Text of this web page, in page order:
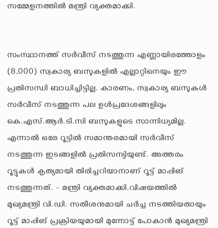
സമ്മേളനത്തിൽ മന്ത്രി വ്യക്തമാക്കി.
സംസ്ഥാനത്ത് സർവീസ് നടത്തുന്ന എണ്ണായിരത്തോളം
(8,000) സ്വകാര്യ ബസുകളിൽ എല്ലാറ്റിനെയും ഈ
പ്രതിസന്ധി ബാധിച്ചിട്ടില്ല. കാരണം, സ്വകാര്യ ബസുകൾ
സർവീസ് നടത്തുന്ന പല ഉൾപ്രദേശങ്ങളിലും
കെ.എസ്.ആർ.ടി.സി ബസുകളുടെ സാന്നിധ്യമില്ല.
എന്നാൽ ഒരേ റൂട്ടിൽ സമാന്തരമായി സർവീസ്
നടത്തുന്ന ഇടങ്ങളിൽ പ്രതിസന്യിയുണ്ട്. അത്തരം
റൂട്ടുകൾ കൃത്യമായി തിരിച്ചറിയാനാണ് റൂട്ട് മാപ്പിങ്
നടത്തുന്നത്. - മന്ത്രി വ്യക്തമാക്കി.വിഷയത്തിൽ
മുഖ്യമന്ത്രി വി.ഡി. സതീശനുമായി ചർച്ച നടത്തിയതായും
റൂട്ട് മാപ്പിങ് പ്രക്രിയയുമായി മുന്നോട്ട് പോകാൻ മുഖ്യമന്ത്രി